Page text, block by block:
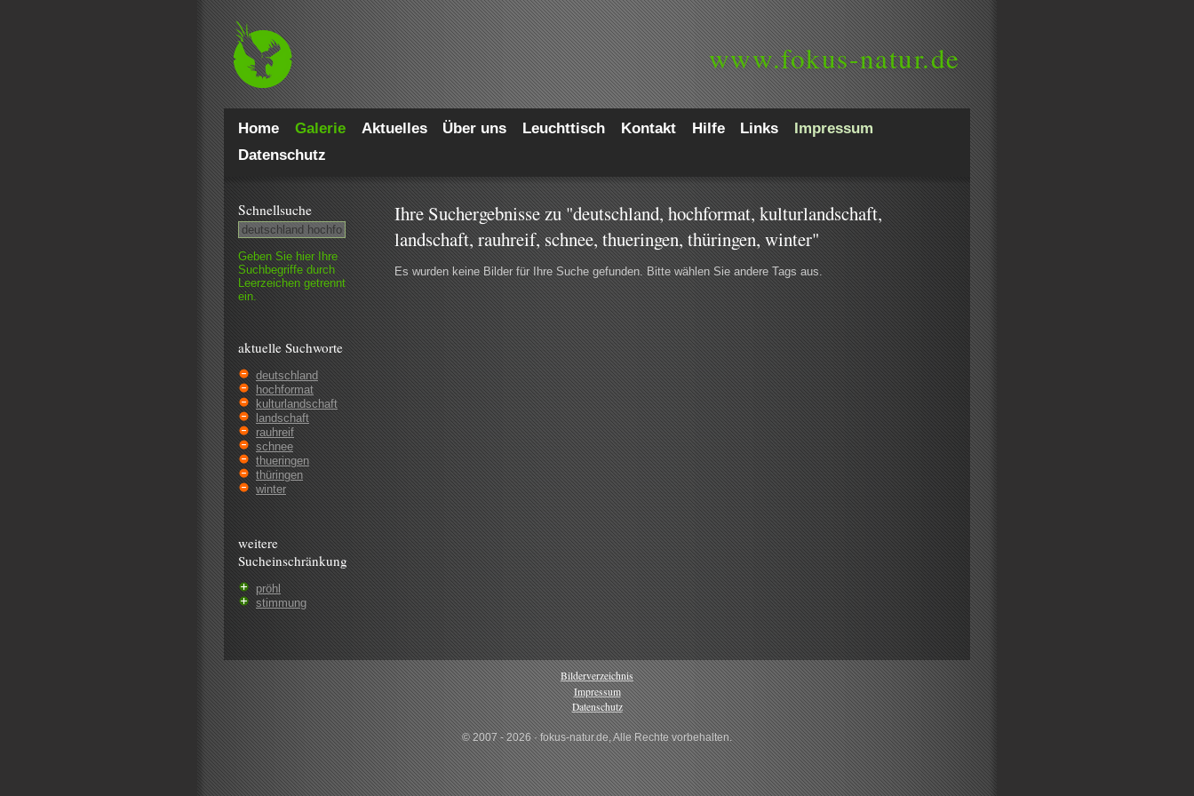
www.fokus-natur.de
Home Galerie Aktuelles Über uns Leuchttisch Kontakt Hilfe Links
Impressum
Datenschutz
Schnell­suche
Geben Sie hier Ihre
Such­begriffe durch
Leer­zeichen getrennt
ein.
aktuelle Suchworte
deutschland
hochformat
kulturlandschaft
landschaft
rauhreif
schnee
thueringen
thüringen
winter
weitere
Sucheinschränkung
pröhl
stimmung
Ihre Suchergebnisse zu "deutschland, hochformat, kulturlandschaft,
landschaft, rauhreif, schnee, thueringen, thüringen, winter"
Es wurden keine Bilder für Ihre Suche gefunden. Bitte wählen Sie andere Tags aus.
Bilderverzeichnis
Impressum
Datenschutz
© 2007 - 2026 · fokus-natur.de, Alle Rechte vorbehalten.